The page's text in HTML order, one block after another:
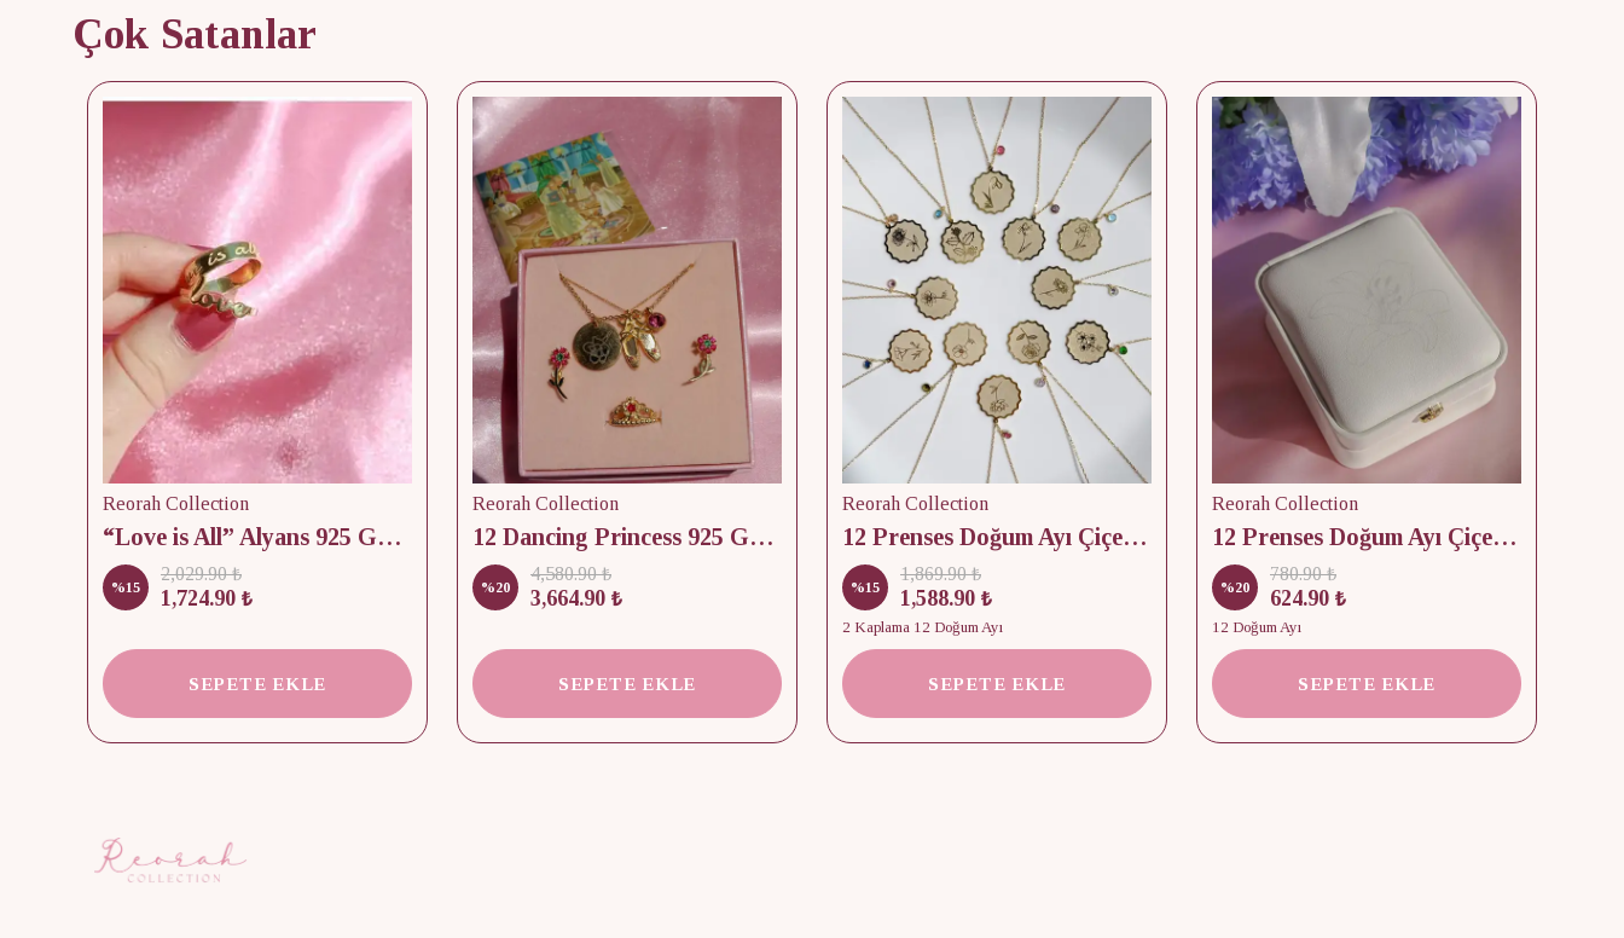
Çok Satanlar
Reorah Collection
“Love is All” Alyans 925 Gümüş - Medium Beden
%15
2,029.90 ₺
1,724.90 ₺
SEPETE EKLE
Reorah Collection
12 Dancing Princess 925 Gümüş/ Kolye, Küpe ve Yüzük Set
%20
4,580.90 ₺
3,664.90 ₺
SEPETE EKLE
Reorah Collection
12 Prenses Doğum Ayı Çiçek & Taş 925 Gümüş Kolye
%15
1,869.90 ₺
1,588.90 ₺
2 Kaplama 12 Doğum Ayı
SEPETE EKLE
Reorah Collection
12 Prenses Doğum Ayı Çiçek Baskılı Takı Kutusu
%20
780.90 ₺
624.90 ₺
12 Doğum Ayı
SEPETE EKLE